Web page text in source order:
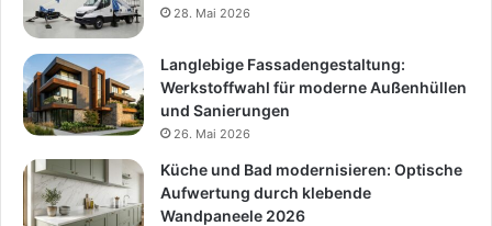
28. Mai 2026
Langlebige Fassadengestaltung:
Werkstoffwahl für moderne Außenhüllen
und Sanierungen
26. Mai 2026
Küche und Bad modernisieren: Optische
Aufwertung durch klebende
Wandpaneele 2026